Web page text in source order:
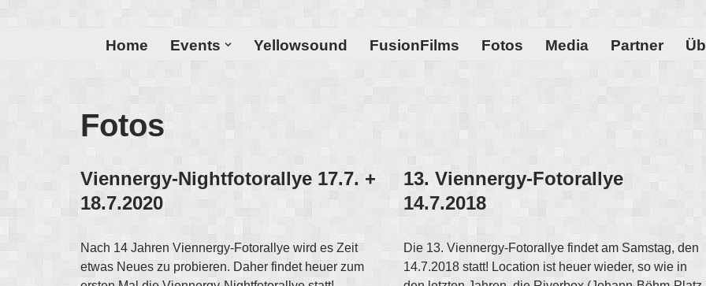
Home Events Yellowsound FusionFilms Fotos Media Partner
Fotos
Viennergy-Nightfotorallye 17.7. +
18.7.2020
Nach 14 Jahren Viennergy-Fotorallye wird es Zeit
etwas Neues zu probieren. Daher findet heuer zum
13. Viennergy-Fotorallye
14.7.2018
Die 13. Viennergy-Fotorallye findet am Samstag, den
14.7.2018 statt! Location ist heuer wieder, so wie in